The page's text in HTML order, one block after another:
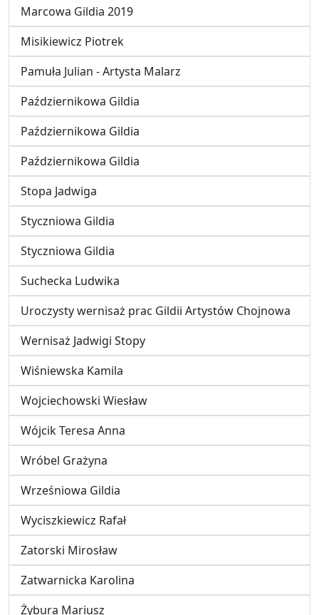
Marcowa Gildia 2019
Misikiewicz Piotrek
Pamuła Julian - Artysta Malarz
Październikowa Gildia
Październikowa Gildia
Październikowa Gildia
Stopa Jadwiga
Styczniowa Gildia
Styczniowa Gildia
Suchecka Ludwika
Uroczysty wernisaż prac Gildii Artystów Chojnowa
Wernisaż Jadwigi Stopy
Wiśniewska Kamila
Wojciechowski Wiesław
Wójcik Teresa Anna
Wróbel Grażyna
Wrześniowa Gildia
Wyciszkiewicz Rafał
Zatorski Mirosław
Zatwarnicka Karolina
Żybura Mariusz